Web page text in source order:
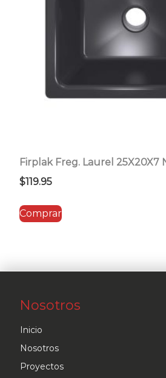
Firplak Freg. Laurel 25X20X7
$119.95
Comprar
Nosotros
Inicio
Nosotros
Proyectos